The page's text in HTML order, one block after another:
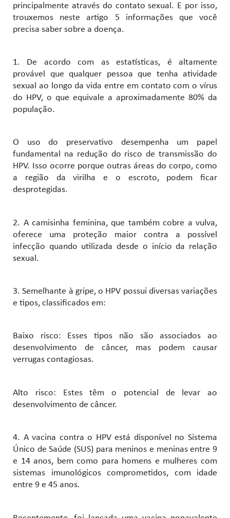
principalmente através do contato sexual. E por isso,
trouxemos neste artigo 5 informações que você
precisa saber sobre a doença.
1. De acordo com as estatísticas, é altamente
provável que qualquer pessoa que tenha atividade
sexual ao longo da vida entre em contato com o vírus
do HPV, o que equivale a aproximadamente 80% da
população.
O uso do preservativo desempenha um papel
fundamental na redução do risco de transmissão do
HPV. Isso ocorre porque outras áreas do corpo, como
a região da virilha e o escroto, podem ficar
desprotegidas.
2. A camisinha feminina, que também cobre a vulva,
oferece uma proteção maior contra a possível
infecção quando utilizada desde o início da relação
sexual.
3. Semelhante à gripe, o HPV possui diversas variações
e tipos, classificados em:
Baixo risco: Esses tipos não são associados ao
desenvolvimento de câncer, mas podem causar
verrugas contagiosas.
Alto risco: Estes têm o potencial de levar ao
desenvolvimento de câncer.
4. A vacina contra o HPV está disponível no Sistema
Único de Saúde (SUS) para meninos e meninas entre 9
e 14 anos, bem como para homens e mulheres com
sistemas imunológicos comprometidos, com idade
entre 9 e 45 anos.